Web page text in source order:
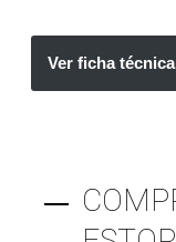
Ver ficha técnica